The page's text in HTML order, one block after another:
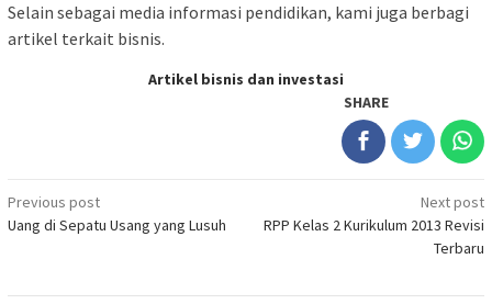
Selain sebagai media informasi pendidikan, kami juga berbagi
artikel terkait bisnis.
Artikel bisnis dan investasi
SHARE
Post
navigation
Previous post
Uang di Sepatu Usang yang Lusuh
Next post
RPP Kelas 2 Kurikulum 2013 Revisi
Terbaru